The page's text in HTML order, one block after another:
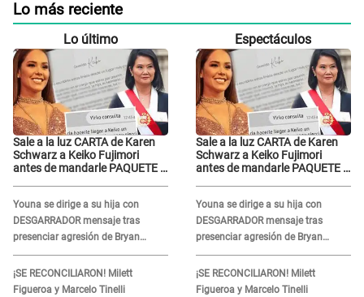
Lo más reciente
Lo último
Sale a la luz CARTA de Karen
Schwarz a Keiko Fujimori
antes de mandarle PAQUETE y
Youna se dirige a su hija con
DESGARRADOR mensaje tras
presenciar agresión de Bryan
Torres a Samahara Lobatón:
"Perdóname mi amor"
¡SE RECONCILIARON! Milett
Figueroa y Marcelo Tinelli
Espectáculos
Sale a la luz CARTA de Karen
Schwarz a Keiko Fujimori
antes de mandarle PAQUETE y
Youna se dirige a su hija con
DESGARRADOR mensaje tras
presenciar agresión de Bryan
Torres a Samahara Lobatón:
"Perdóname mi amor"
¡SE RECONCILIARON! Milett
Figueroa y Marcelo Tinelli